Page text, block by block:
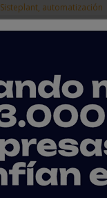
Sisteplant, automatización
NOTICIAS